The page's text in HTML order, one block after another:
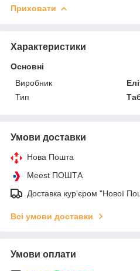
Приховати
Характеристики
Основні
Виробник
Тип
Умови доставки
Нова Пошта
Meest ПОШТА
Доставка кур'єром "Нової
Всі умови доставки
Умови оплати